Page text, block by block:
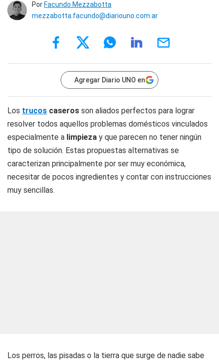
Por Facundo Mezzabotta
mezzabotta.facundo@diariouno.com.ar
Agregar Diario UNO en
Los trucos caseros son aliados perfectos para lograr
resolver todos aquellos problemas domésticos vinculados
especialmente a limpieza y que parecen no tener ningún
tipo de solución. Estas propuestas alternativas se
caracterizan principalmente por ser muy económica,
necesitar de pocos ingredientes y contar con instrucciones
muy sencillas.
Los perros, las pisadas o la tierra que surge de nadie sabe